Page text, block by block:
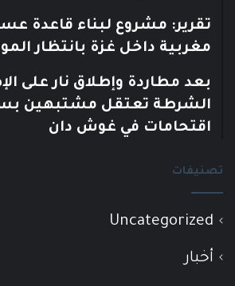
تقرير: مشروع لبناء قاعدة
مغربية داخل غزة بانتظار
بعد مطاردة وإطلاق نار على
الشرطة تعتقل مشتبهين
اقتحامات في غوش دان
تصنيفات
Uncategorized
أخبار